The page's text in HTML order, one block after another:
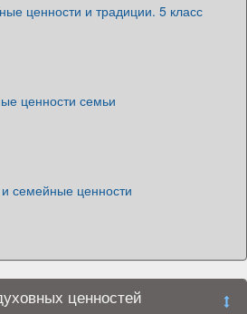
ценности и традиции. 5 класс
ценности семьи
семейные ценности
ценностей